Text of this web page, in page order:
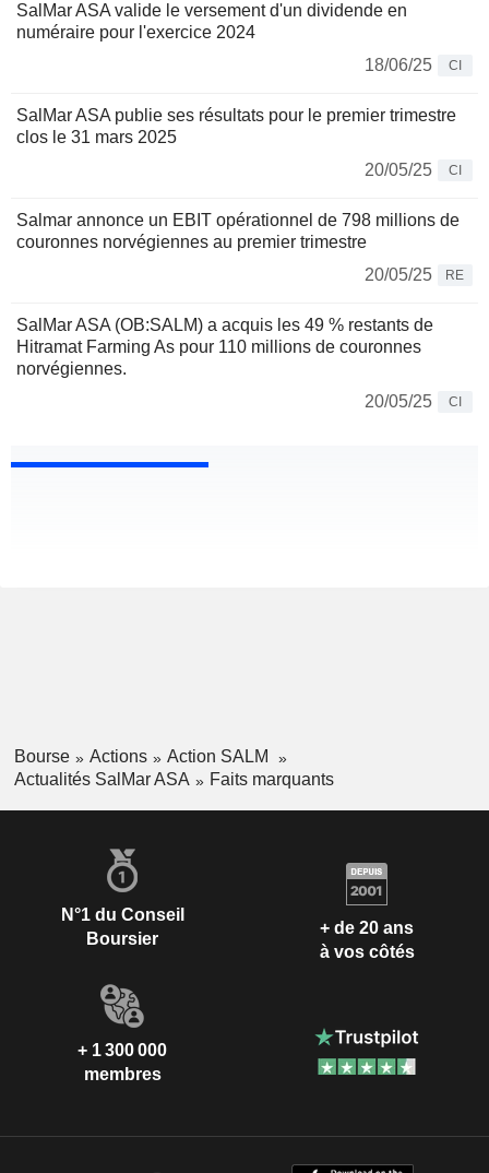
SalMar ASA valide le versement d'un dividende en
numéraire pour l'exercice 2024
18/06/25
CI
SalMar ASA publie ses résultats pour le premier trimestre
clos le 31 mars 2025
20/05/25
CI
Salmar annonce un EBIT opérationnel de 798 millions de
couronnes norvégiennes au premier trimestre
20/05/25
RE
SalMar ASA (OB:SALM) a acquis les 49 % restants de
Hitramat Farming As pour 110 millions de couronnes
norvégiennes.
20/05/25
CI
Bourse Actions
Action SALM
Actualités SalMar ASA
Faits marquants
N°1 du Conseil
Boursier
+ de 20 ans
à vos côtés
+ 1 300 000
membres